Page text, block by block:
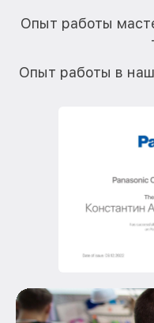
Опыт работы
Опыт работы в